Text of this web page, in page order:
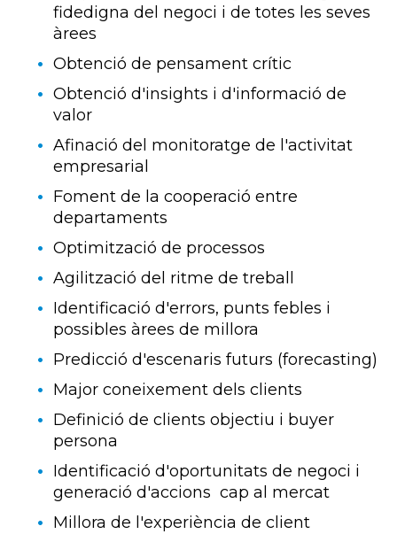
fidedigna del negoci i de totes les seves
àrees
Obtenció de pensament crític
Obtenció d'insights i d'informació de
valor
Afinació del monitoratge de l'activitat
empresarial
Foment de la cooperació entre
departaments
Optimització de processos
Agilització del ritme de treball
Identificació d'errors, punts febles i
possibles àrees de millora
Predicció d'escenaris futurs (forecasting)
Major coneixement dels clients
Definició de clients objectiu i buyer
persona
Identificació d'oportunitats de negoci i
generació d'accions cap al mercat
Millora de l'experiència de client